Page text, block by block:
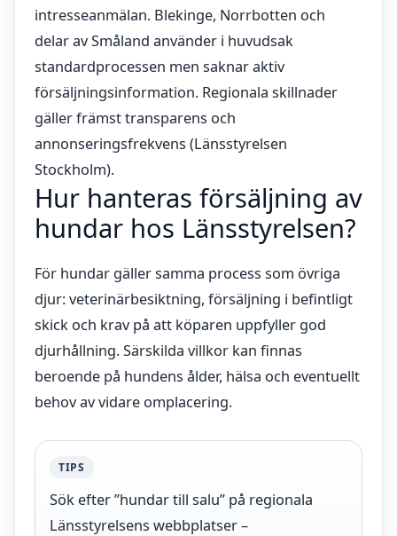
intresseanmälan. Blekinge, Norrbotten och
delar av Småland använder i huvudsak
standardprocessen men saknar aktiv
försäljningsinformation. Regionala skillnader
gäller främst transparens och
annonseringsfrekvens (Länsstyrelsen
Stockholm).
Hur hanteras försäljning av
hundar hos Länsstyrelsen?
För hundar gäller samma process som övriga
djur: veterinärbesiktning, försäljning i befintligt
skick och krav på att köparen uppfyller god
djurhållning. Särskilda villkor kan finnas
beroende på hundens ålder, hälsa och eventuellt
behov av vidare omplacering.
TIPS
Sök efter ”hundar till salu” på regionala
Länsstyrelsens webbplatser –